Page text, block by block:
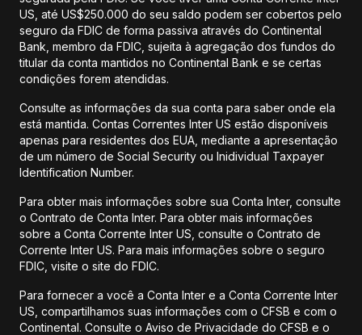
US, até US$250.000 do seu saldo podem ser cobertos pelo
seguro da FDIC de forma passiva através do Continental
Bank, membro da FDIC, sujeita à agregação dos fundos do
titular da conta mantidos no Continental Bank e se certas
condições forem atendidas.
Consulte as informações da sua conta para saber onde ela
está mantida. Contas Correntes Inter US estão disponíveis
apenas para residentes dos EUA, mediante a apresentação
de um número de Social Security ou Inidividual Taxpayer
Identification Number.
Para obter mais informações sobre sua Conta Inter, consulte
o Contrato de Conta Inter. Para obter mais informações
sobre a Conta Corrente Inter US, consulte o Contrato de
Corrente Inter US. Para mais informações sobre o seguro
FDIC, visite o site do FDIC.
Para fornecer a você a Conta Inter e a Conta Corrente Inter
US, compartilhamos suas informações com o CFSB e com o
Continental. Consulte o Aviso de Privacidade do CFSB e o